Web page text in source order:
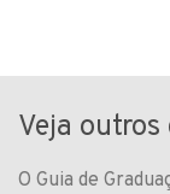
Veja outros
O Guia de